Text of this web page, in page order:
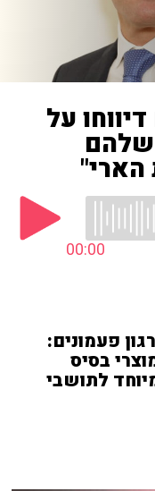
על
שלהם
00:00
פעמונים:
בסיס
לתושבי